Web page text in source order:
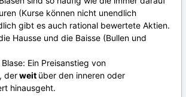
(Kurse können nicht unendlich
gibt es auch rational bewertete Aktien.
Hausse und die Baisse (Bullen und
Ein Preisanstieg von
derweit über den inneren oder
hinausgeht.